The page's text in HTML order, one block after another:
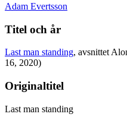
Adam Evertsson
Titel och år
Last man standing, avsnittet
16, 2020)
Originaltitel
Last man standing